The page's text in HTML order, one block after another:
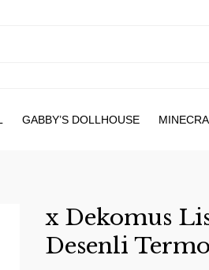
GABBY’S DOLLHOUSE
x Dekomus
Desenli